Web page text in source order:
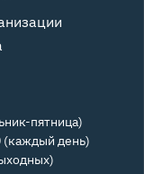
пятница)
(каждый день)